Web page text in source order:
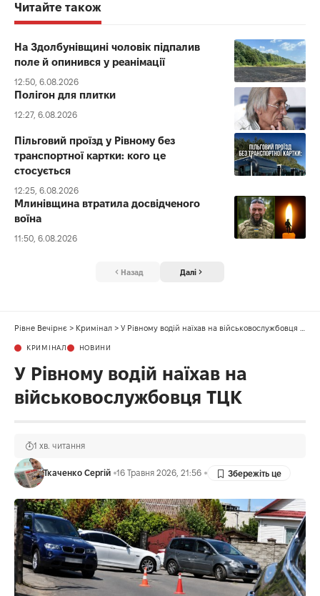
Читайте також
На Здолбунівщині чоловік підпалив
поле й опинився у реанімації
12:50, 6.08.2026
Полігон для плитки
12:27, 6.08.2026
Пільговий проїзд у Рівному без
транспортної картки: кого це
стосується
12:25, 6.08.2026
Млинівщина втратила досвідченого
воїна
11:50, 6.08.2026
Назад Далі
Рівне Вечірнє > Кримінал > У Рівному водій наїхав на військовослужбовця ТЦК
КРИМІНАЛ НОВИНИ
У Рівному водій наїхав на
військовослужбовця ТЦК
Ткаченко Сергій 16 Травня 2026, 21:56
1 хв. читання